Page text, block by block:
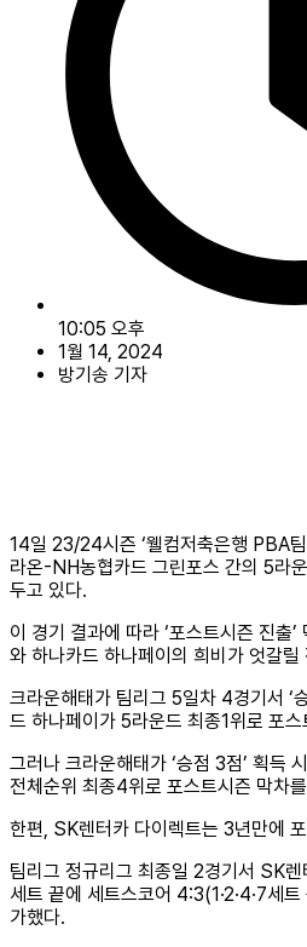
10:05 오후
1월 14, 2024
방기송 기자
14일 23/24시즌 ‘웰컴저축은행 PBA
라온-NH농협카드 그린포스 간의 5라
두고 있다.
이 경기 결과에 따라 ‘포스트시즌 진출
와 하나카드 하나페이의 희비가 엇갈릴
크라운해태가 팀리그 5일차 4경기서 ‘
드 하나페이가 5라운드 최종1위로 포
그러나 크라운해태가 ‘승점 3점’ 획득
전체순위 최종4위로 포스트시즌 막차
한편, SK렌터카 다이렉트는 3년만에
팀리그 정규리그 최종일 2경기서 SK
세트 끝에 세트스코어 4:3(1·2·4·7세
가했다.